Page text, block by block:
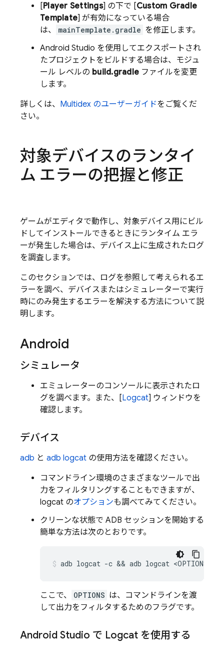
[Player Settings] の下で [Custom Gradle
Template] が有効になっている場合
は、
mainTemplate.gradle を修正します。
Android Studio を使用してエクスポートされ
たプロジェクトをビルドする場合は、モジュ
ール レベルの build.gradle ファイルを変更
します。
詳しくは、 Multidex のユーザーガイドをご覧くだ
さい。
対象デバイスのランタイ
ム エラーの把握と修正
ゲームがエディタで動作し、対象デバイス用にビル
ドしてインストールできるときにランタイム エラ
ーが発生した場合は、デバイス上に生成されたログ
を調査します。
このセクションでは、ログを参照して考えられるエ
ラーを調べ、デバイスまたはシミュレーターで実行
時にのみ発生するエラーを解決する方法について説
明します。
Android
シミュレータ
エミュレーターのコンソールに表示されたロ
グを調べます。また、[Logcat] ウィンドウを
確認します。
デバイス
adb と adb logcat の使用方法を確認ください。
コマンドライン環境のさまざまなツールで出
力をフィルタリングすることもできますが、
logcat のオプションも調べてみてください。
クリーンな状態で ADB セッションを開始する
簡単な方法は次のとおりです。
adb logcat -c && adb logcat <OPTIONS>
ここで、 OPTIONS は、コマンドラインを渡
して出力をフィルタするためのフラグです。
Android Studio で Logcat を使用する